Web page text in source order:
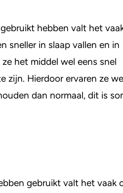
gebruikt hebben valt het
sneller in slaap vallen en in
het middel wel eens snel
zijn. Hierdoor ervaren ze
dan normaal, dit is
gebruikt valt het vaak